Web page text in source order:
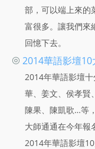
部，可以端上來的
富很多。讓我們來
回憶下去。
◎ 2014華語影壇
2014年華語影壇
華、姜文、侯孝賢
陳果、陳凱歌…等
大師通通在今年報
2014年華語影壇